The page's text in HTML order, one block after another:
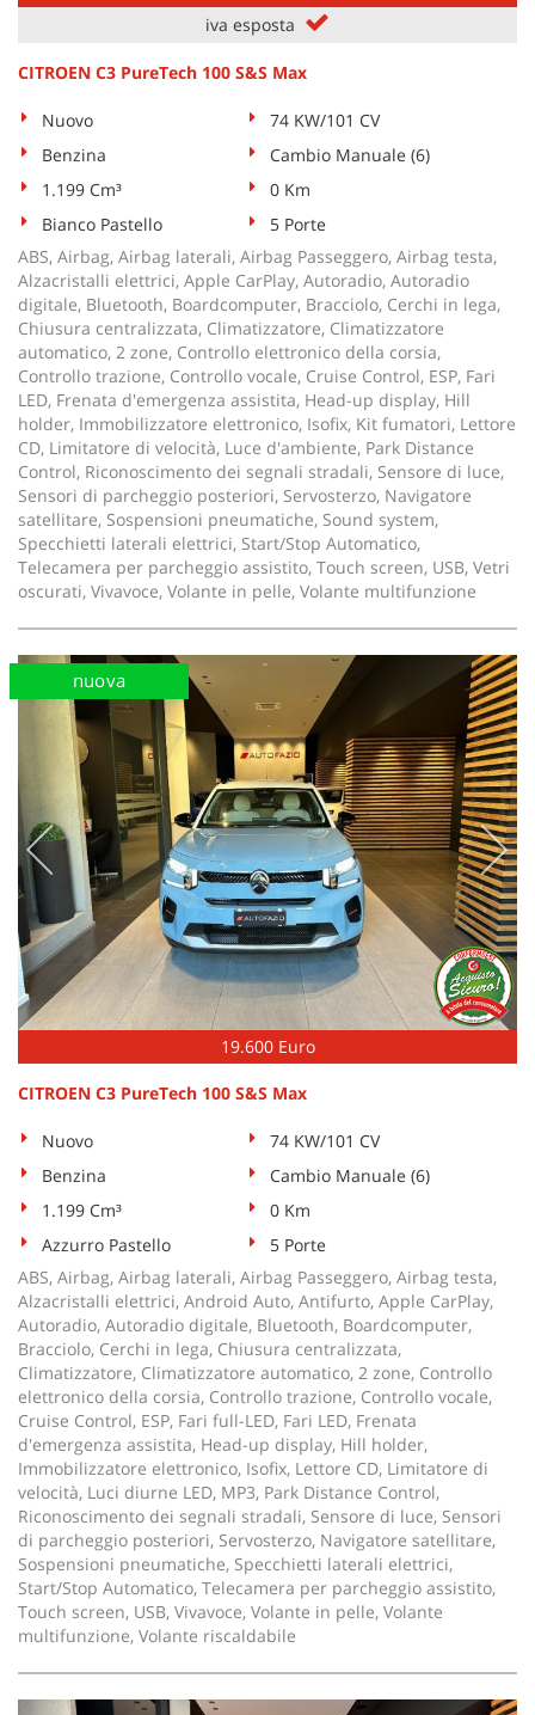
iva esposta
CITROEN C3 PureTech 100 S&S Max
Nuovo
74 KW/101 CV
Benzina
Cambio Manuale (6)
1.199 Cm³
0 Km
Bianco Pastello
5 Porte
ABS, Airbag, Airbag laterali, Airbag Passeggero, Airbag testa,
Alzacristalli elettrici, Apple CarPlay, Autoradio, Autoradio
digitale, Bluetooth, Boardcomputer, Bracciolo, Cerchi in lega,
Chiusura centralizzata, Climatizzatore, Climatizzatore
automatico, 2 zone, Controllo elettronico della corsia,
Controllo trazione, Controllo vocale, Cruise Control, ESP, Fari
LED, Frenata d'emergenza assistita, Head-up display, Hill
holder, Immobilizzatore elettronico, Isofix, Kit fumatori, Lettore
CD, Limitatore di velocità, Luce d'ambiente, Park Distance
Control, Riconoscimento dei segnali stradali, Sensore di luce,
Sensori di parcheggio posteriori, Servosterzo, Navigatore
satellitare, Sospensioni pneumatiche, Sound system,
Specchietti laterali elettrici, Start/Stop Automatico,
Telecamera per parcheggio assistito, Touch screen, USB, Vetri
oscurati, Vivavoce, Volante in pelle, Volante multifunzione
19.600 Euro
nuova
CITROEN C3 PureTech 100 S&S Max
Nuovo
74 KW/101 CV
Benzina
Cambio Manuale (6)
1.199 Cm³
0 Km
Azzurro Pastello
5 Porte
ABS, Airbag, Airbag laterali, Airbag Passeggero, Airbag testa,
Alzacristalli elettrici, Android Auto, Antifurto, Apple CarPlay,
Autoradio, Autoradio digitale, Bluetooth, Boardcomputer,
Bracciolo, Cerchi in lega, Chiusura centralizzata,
Climatizzatore, Climatizzatore automatico, 2 zone, Controllo
elettronico della corsia, Controllo trazione, Controllo vocale,
Cruise Control, ESP, Fari full-LED, Fari LED, Frenata
d'emergenza assistita, Head-up display, Hill holder,
Immobilizzatore elettronico, Isofix, Lettore CD, Limitatore di
velocità, Luci diurne LED, MP3, Park Distance Control,
Riconoscimento dei segnali stradali, Sensore di luce, Sensori
di parcheggio posteriori, Servosterzo, Navigatore satellitare,
Sospensioni pneumatiche, Specchietti laterali elettrici,
Start/Stop Automatico, Telecamera per parcheggio assistito,
Touch screen, USB, Vivavoce, Volante in pelle, Volante
multifunzione, Volante riscaldabile